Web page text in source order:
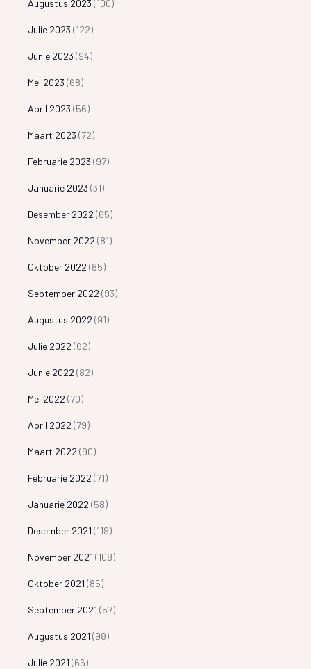
Augustus 2023 (100)
Julie 2023 (122)
Junie 2023 (94)
Mei 2023 (68)
April 2023 (56)
Maart 2023 (72)
Februarie 2023 (97)
Januarie 2023 (31)
Desember 2022 (65)
November 2022 (81)
Oktober 2022 (85)
September 2022 (93)
Augustus 2022 (91)
Julie 2022 (62)
Junie 2022 (82)
Mei 2022 (70)
April 2022 (79)
Maart 2022 (90)
Februarie 2022 (71)
Januarie 2022 (58)
Desember 2021 (119)
November 2021 (108)
Oktober 2021 (85)
September 2021 (57)
Augustus 2021 (98)
Julie 2021 (66)